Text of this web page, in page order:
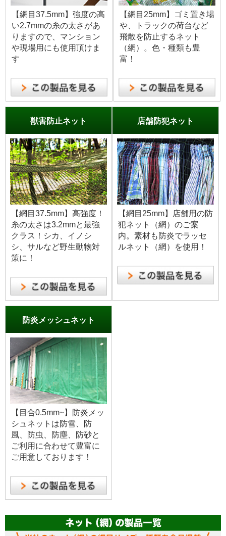
【網目37.5mm】強度の高
い2.7mmの糸の太さがあ
りますので、マンション
や現場用にも使用頂けま
す
【網目25mm】ゴミ置き場
や、トラックの荷台など
飛散を防止するネット
（網）。色・種類も豊
富！
獣害防止ネット
【網目37.5mm】高強度！
糸の太さは3.2mmと最強
クラス！シカ、イノシ
シ、サルなど野生動物対
策に！
店舗防犯ネット
【網目25mm】店舗用の防
犯ネット（網）のご案
内。素材も防炎でラッセ
ルネット（網）を使用！
防炎メッシュネット
【目合0.5mm~】防炎メッ
シュネットは防雪、防
風、防虫、防塵、防砂と
ご利用に合わせて豊富に
ご用意しております！